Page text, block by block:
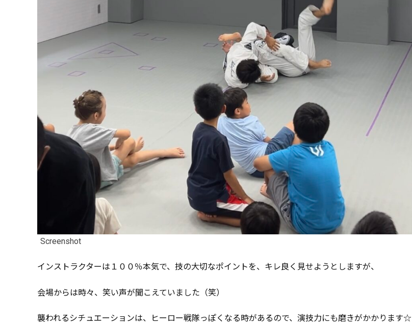
Screenshot
インストラクターは１００％本気で、技の大切なポイントを、キレ良く見せようとしますが、
会場からは時々、笑い声が聞こえていました（笑）
襲われるシチュエーションは、ヒーロー戦隊っぽくなる時があるので、演技力にも磨きがかかります☆